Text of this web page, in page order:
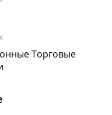
Торговые